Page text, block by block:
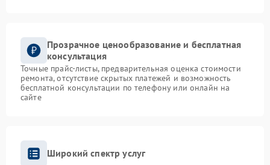
Прозрачное ценообразование и бесплатная
консультация
Точные прайс-листы, предварительная оценка стоимости
ремонта, отсутствие скрытых платежей и возможность
бесплатной консультации по телефону или онлайн на
сайте
Широкий спектр услуг